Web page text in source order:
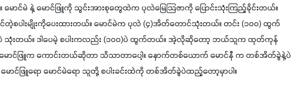
င်မဲ နဲ့ မောင်ဖြူကို သွင်းအားစုတွေထဲက ပုလဲမြေသြဇာကို ပြောင်းသုံးကြည့်ခိုင်းတယ်။
ပါးမျိုးကိုပေးထားတယ်။ မောင်မဲက ပုလဲ (၄)အိတ်တောင်သုံးတယ်။ တင်း (၁၀၀) ထွက်
းတယ်။ ဒါပေမဲ့ စပါးကလည်း (၁၀၀)ပဲ ထွက်တယ်။ အဲ့လိုဆိုတော့ ဘယ်သူက ထုတ်ကုန်
မောင်ဖြူက ကောင်းတယ်ဆိုတာ သိသာတာပေါ့။ နောက်တစ်ယောက် မောင်နီ က တစ်အိတ်ခွဲနဲ့ပဲ
ောင်ဖြူရော မောင်မဲရော သူတို့ စပါးခင်းထဲကို တစ်အိတ်ခွဲပဲထည့်တော့မှာပါ။